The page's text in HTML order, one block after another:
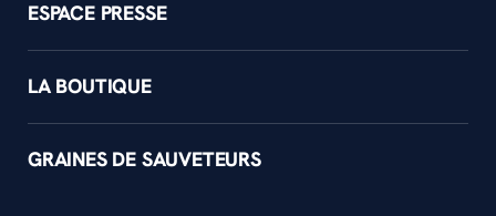
ESPACE PRESSE
LA BOUTIQUE
GRAINES DE SAUVETEURS